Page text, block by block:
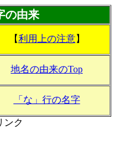
の由来
【利用上の注意】
地名の由来のTop
「な」行の名字
ンク